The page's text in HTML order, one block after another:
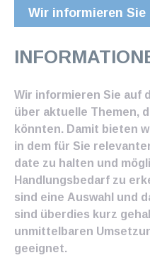
Wir informieren Sie
Wir informieren Sie auf
über aktuelle Themen,
könnten. Damit bieten
in dem für Sie
date zu halten und
Handlungsbedarf zu
sind eine Auswahl und
sind überdies kurz
unmittelbaren
geeignet.